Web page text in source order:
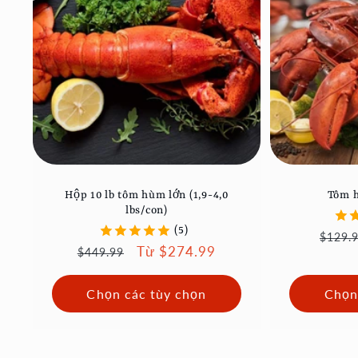
Hộp 10 lb tôm hùm lớn (1,9-4,0
lbs/con)
(5)
Giá
thường
$449.99
Giá
đãi
Từ $274.99
Chọn các tùy chọn
Tôm
Giá